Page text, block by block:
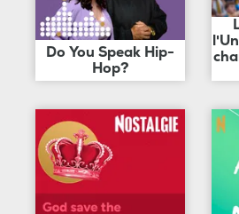
Do You Speak Hip-
Hop?